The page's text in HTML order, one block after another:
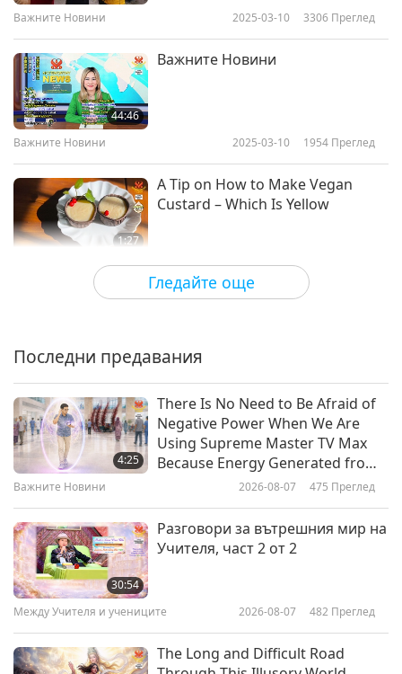
Гледайте още
Важните Новини 2025-03-10 3306 Преглед
44:46
Важните Новини
Важните Новини 2025-03-10 1954 Преглед
1:27
A Tip on How to Make Vegan
Custard – Which Is Yellow
Важните Новини 2025-03-09 3336
4:37
Важните Новини
54:16
Victory Over the Disturbing-
Последни предавания
4:25
There Is No Need to Be Afraid of
Negative Power When We Are
Using Supreme Master TV Max
Because Energy Generated from
It Is Far More Powerful than Any
Важните Новини 2026-08-07 475 Преглед
30:54
Разговори за вътрешния мир на
Учителя, част 2 от 2
Между Учителя и учениците 2026-08-07 482 Преглед
The Long and Difficult Road